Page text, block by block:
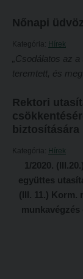
Baleset-, munka-
Moodle, Teams,
ESEMÉNYEK
Kányádi-verseny
Tanulva tanítani
Innováció a
Tehetség - Hit -
Tanulmányi
Tanulmányi Osztály
Tételsorok
Baleset-, munka- és
Moodle, Teams,
Kárpátok alatt
Nőnapi
Kategória: Hírek
„Csodálatos az
teremtett, és
Rektori
biztosítására
Kategória: Hírek
1/2020.
együttes
(III. 11.) Korm.